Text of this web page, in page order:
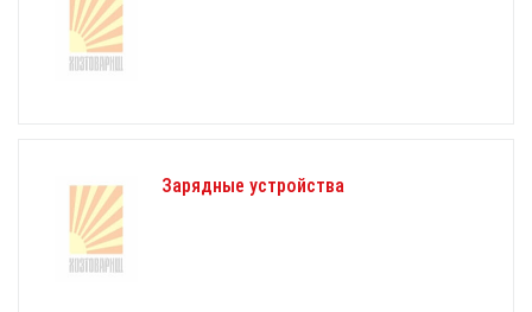
Зарядные устройства